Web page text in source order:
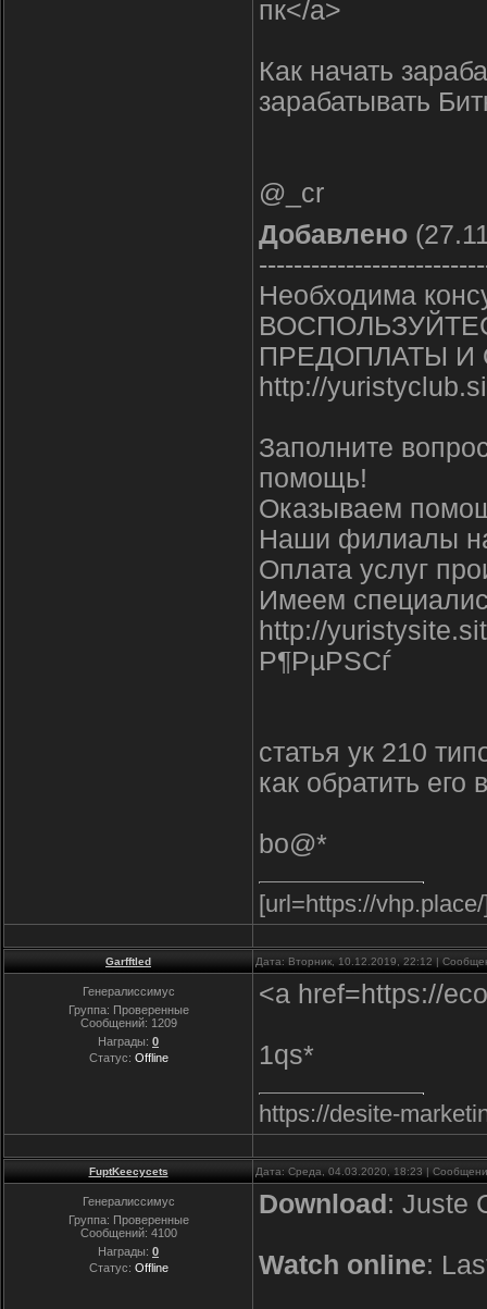
пк</a>
Как начать
зарабатывать
@_cr
Добавлено
Необходима
ПРЕДОПЛАТЫ И
http://
Заполните
помощь!
Оказываем
Наши филиалы
Оплата услуг
Имеем
http://
Р¶РµРЅСѓ
статья ук 210
как обратить
bo@*
[url=https://
Garfftled Дата: Вторник, 10.12.2019, 22:12 |
Генералиссимус
Группа: Проверенные
Сообщений: 1209
Награды: 0
Статус: Offline
<a href=https://
1qs*
https://desite-
FuptKeecycets Дата: Среда, 04.03.2020, 18:23 |
Генералиссимус
Группа: Проверенные
Сообщений: 4100
Награды: 0
Статус: Offline
Download: Juste
Watch online: